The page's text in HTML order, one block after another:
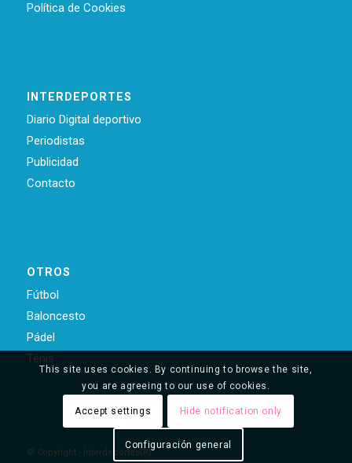
Política de Cookies
INTERDEPORTES
Diario Digital deportivo
Periodistas
Publicidad
Contacto
OTROS
Fútbol
Baloncesto
Pádel
Ténis
© Copyright - Interdeportes(R)
This site uses cookies. By continuing to browse the site,
you are agreeing to our use of cookies.
Accept settings Hide notification only
Configuración general